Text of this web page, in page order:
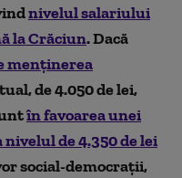
nivelul salariului
la Crăciun. Dacă
menţinerea
de 4.050 de lei,
în favoarea unei
de 4.350 de lei
social-democrații,